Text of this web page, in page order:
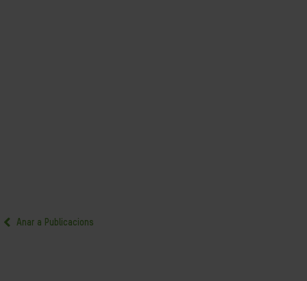
Anar a Publicacions